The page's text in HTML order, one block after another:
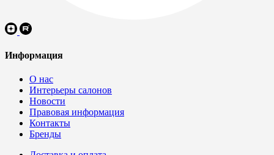
Информация
О нас
Интерьеры салонов
Новости
Правовая информация
Контакты
Бренды